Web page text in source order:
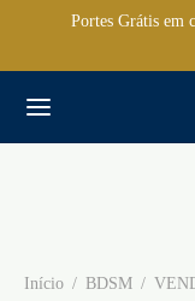
Portes Grátis em
Início / BDSM /